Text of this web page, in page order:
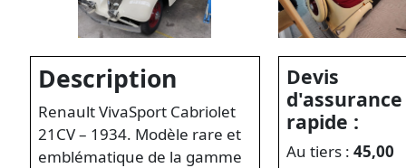
Description
Renault VivaSport Cabriolet
21CV – 1934. Modèle rare et
emblématique de la gamme
Devis
d'assurance
rapide :
Au tiers :45,00